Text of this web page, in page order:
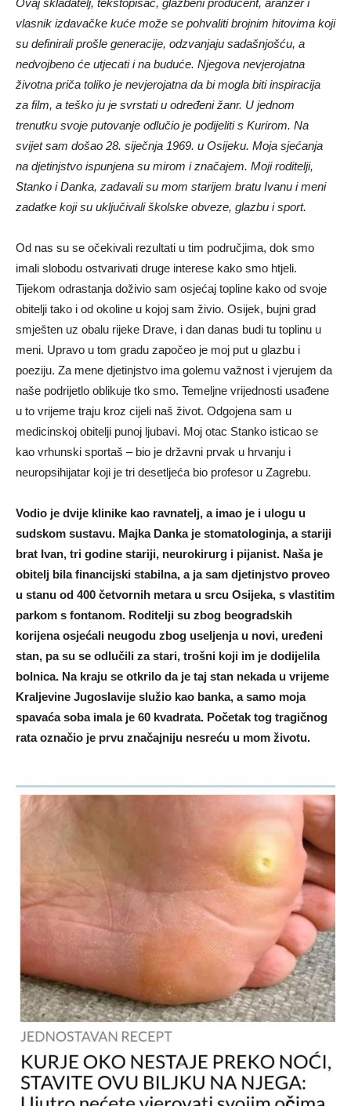
vlasnik izdavačke kuće može se pohvaliti brojnim hitovima koji
su definirali prošle generacije, odzvanjaju sadašnjošću, a
nedvojbeno će utjecati i na buduće. Njegova nevjerojatna
životna priča toliko je nevjerojatna da bi mogla biti inspiracija
za film, a teško ju je svrstati u određeni žanr. U jednom
trenutku svoje putovanje odlučio je podijeliti s Kurirom. Na
svijet sam došao 28. siječnja 1969. u Osijeku. Moja sjećanja
na djetinjstvo ispunjena su mirom i značajem. Moji roditelji,
Stanko i Danka, zadavali su mom starijem bratu Ivanu i meni
zadatke koji su uključivali školske obveze, glazbu i sport.
Od nas su se očekivali rezultati u tim područjima, dok smo
imali slobodu ostvarivati ​​druge interese kako smo htjeli.
Tijekom odrastanja doživio sam osjećaj topline kako od svoje
obitelji tako i od okoline u kojoj sam živio. Osijek, bujni grad
smješten uz obalu rijeke Drave, i dan danas budi tu toplinu u
meni. Upravo u tom gradu započeo je moj put u glazbu i
poeziju. Za mene djetinjstvo ima golemu važnost i vjerujem da
naše podrijetlo oblikuje tko smo. Temeljne vrijednosti usađene
u to vrijeme traju kroz cijeli naš život. Odgojena sam u
medicinskoj obitelji punoj ljubavi. Moj otac Stanko isticao se
kao vrhunski sportaš – bio je državni prvak u hrvanju i
neuropsihijatar koji je tri desetljeća bio profesor u Zagrebu.
Vodio je dvije klinike kao ravnatelj, a imao je i ulogu u
sudskom sustavu. Majka Danka je stomatologinja, a stariji
brat Ivan, tri godine stariji, neurokirurg i pijanist. Naša je
obitelj bila financijski stabilna, a ja sam djetinjstvo proveo
u stanu od 400 četvornih metara u srcu Osijeka, s vlastitim
parkom s fontanom. Roditelji su zbog beogradskih
korijena osjećali neugodu zbog useljenja u novi, uređeni
stan, pa su se odlučili za stari, trošni koji im je dodijelila
bolnica. Na kraju se otkrilo da je taj stan nekada u vrijeme
Kraljevine Jugoslavije služio kao banka, a samo moja
spavaća soba imala je 60 kvadrata. Početak tog tragičnog
rata označio je prvu značajniju nesreću u mom životu.